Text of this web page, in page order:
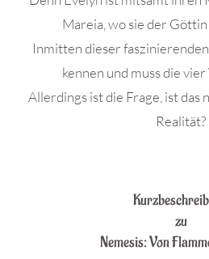
Mareia, wo sie der
Inmitten dieser
kennen und muss die
Allerdings ist die Frage, ist das
Realität?
zu
Nemesis: Von